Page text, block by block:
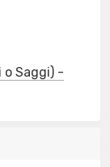
o Saggi) -